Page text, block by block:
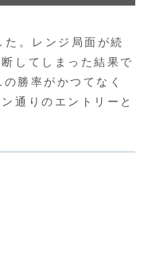
。レンジ局面が続
してしまった結果で
勝率がかつてなく
通りのエントリーと